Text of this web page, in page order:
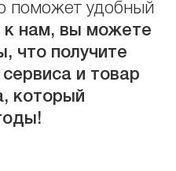
поможет удобный
нам, вы можете
что получите
и товар
который